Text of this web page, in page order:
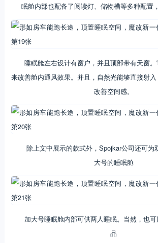
眠舱内部也配备了阅读灯、储物槽等多种配置
睡眠舱左右设计有窗户，并且顶部带有天窗
来改善舱内通风效果。并且，自然光能够直接射入
改善空间感。
除上文中展示的款式外，Spojkar公司还可为
大号的睡眠舱
加大号睡眠舱内部可供两人睡眠。当然，也
品